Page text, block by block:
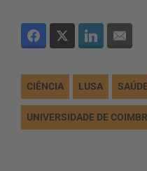
CIÊNCIA LUSA
UNIVERSIDADE DE